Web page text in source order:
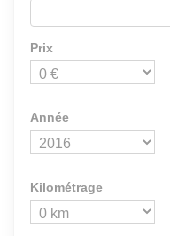
Prix
Année
Kilométrage